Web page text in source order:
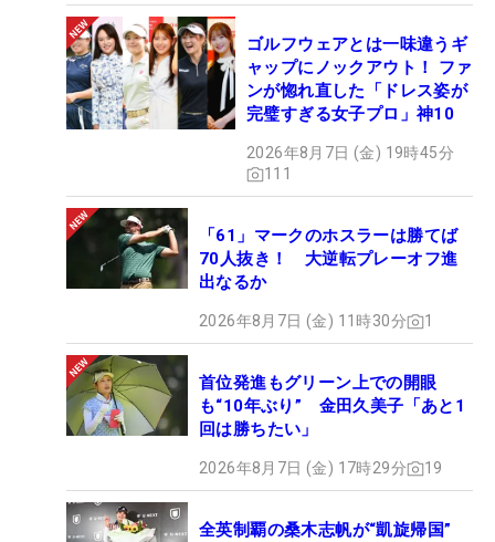
ゴルフウェアとは一味違うギ
ャップにノックアウト！ ファ
ンが惚れ直した「ドレス姿が
完璧すぎる女子プロ」神10
2026年8月7日 (金) 19時45分
111
「61」マークのホスラーは勝てば
70人抜き！ 大逆転プレーオフ進
出なるか
2026年8月7日 (金) 11時30分 1
首位発進もグリーン上での開眼
も“10年ぶり” 金田久美子「あと1
回は勝ちたい」
2026年8月7日 (金) 17時29分 19
全英制覇の桑木志帆が“凱旋帰国”